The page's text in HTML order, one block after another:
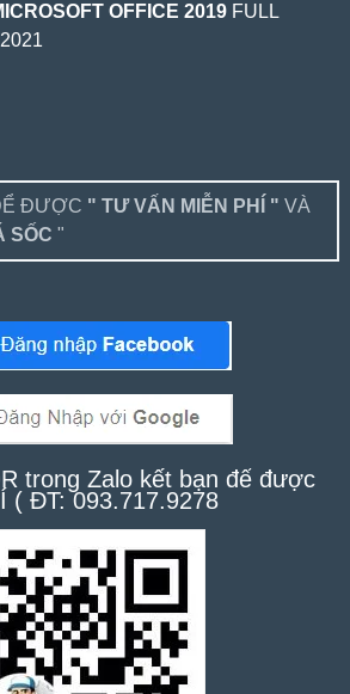
OFFICE 2019FULL
ĐƯỢC " TƯ VẤN MIỄN PHÍ " VÀ
SỐC "
trong Zalo kết bạn để được
( ĐT: 093.717.9278